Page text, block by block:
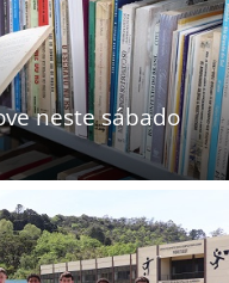
neste sábado